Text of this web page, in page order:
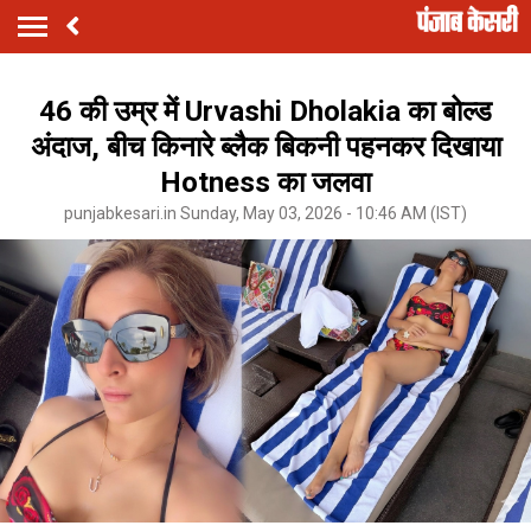
46 की उम्र में Urvashi Dholakia का बोल्ड
अंदाज, बीच किनारे ब्लैक बिकनी पहनकर दिखाया
Hotness का जलवा
punjabkesari.in Sunday, May 03, 2026 - 10:46 AM (IST)